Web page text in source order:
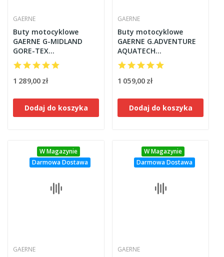
GAERNE
Buty motocyklowe
GAERNE G-MIDLAND
GORE-TEX
TURYSTYCZNE czarne
1 289,00 zł
Dodaj do koszyka
GAERNE
Buty motocyklowe
GAERNE G.ADVENTURE
AQUATECH
TURYSTYCZNE czarne
1 059,00 zł
Dodaj do koszyka
W Magazynie
Darmowa Dostawa
GAERNE
W Magazynie
Darmowa Dostawa
GAERNE